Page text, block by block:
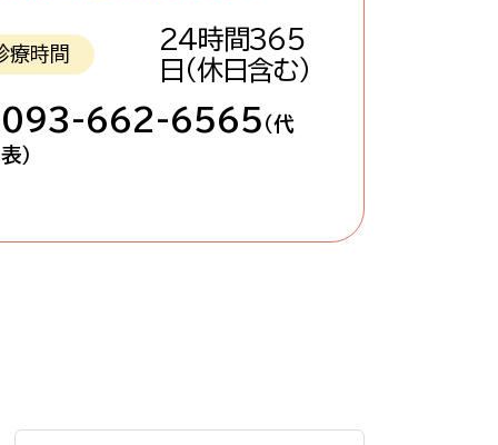
療時間
24時間365
日 （休日含む）
093-662-6565 （代
表）